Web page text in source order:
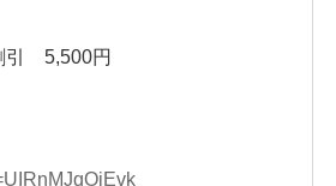
5,500円